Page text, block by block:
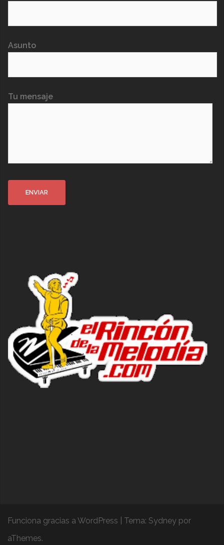
Asunto
Tu mensaje
Funciona gracias a WordPress Tema: Sydney por
aThemes.